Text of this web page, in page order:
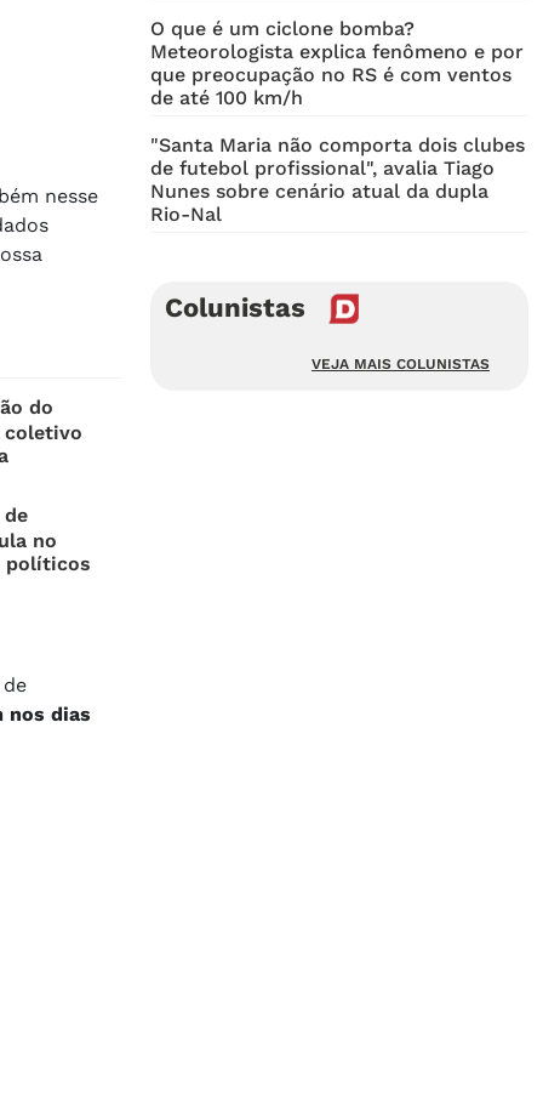
nesse
do
no
políticos
nos dias
O que é um ciclone bomba?
Meteorologista explica fenômeno e por
que preocupação no RS é com ventos
de até 100 km/h
"Santa Maria não comporta dois clubes
de futebol profissional", avalia Tiago
Nunes sobre cenário atual da dupla
Rio-Nal
Colunistas
VEJA MAIS COLUNISTAS